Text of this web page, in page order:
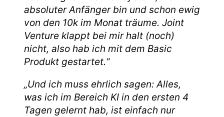
absoluter Anfänger bin und schon ewig
von den 10k im Monat träume. Joint
Venture klappt bei mir halt (noch)
nicht, also hab ich mit dem Basic
Produkt gestartet.“
„Und ich muss ehrlich sagen: Alles,
was ich im Bereich KI in den ersten 4
Tagen gelernt hab, ist einfach nur